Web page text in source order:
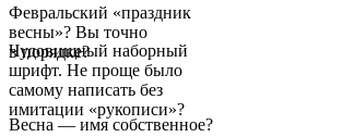
Февральский «праздник
весны»? Вы точно
в порядке?
Чудовищный наборный
шрифт. Не проще было
самому написать без
имитации «рукописи»?
Весна — имя собственное?